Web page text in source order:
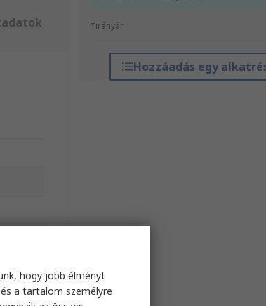
*irányár
Hozzáadás egy
hogy jobb élményt
a tartalom személyre